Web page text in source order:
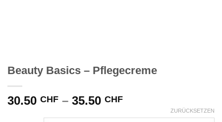
Beauty Basics – Pflegecreme
30.50 CHF – 35.50 CHF
ZURÜCKSETZEN